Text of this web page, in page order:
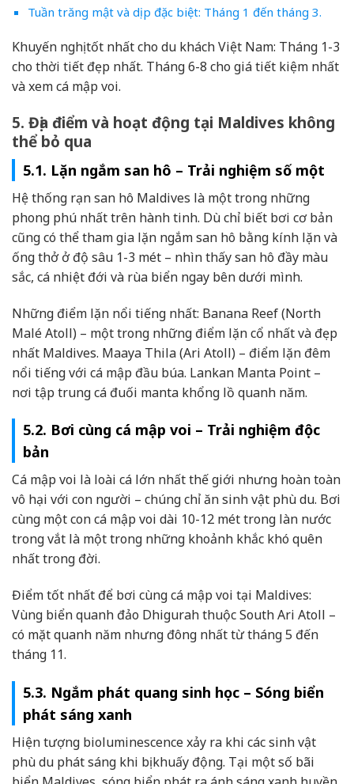
Tuần trăng mật và dịp đặc biệt: Tháng 1 đến tháng 3.
Khuyến nghị tốt nhất cho du khách Việt Nam: Tháng 1-3
cho thời tiết đẹp nhất. Tháng 6-8 cho giá tiết kiệm nhất
và xem cá mập voi.
5. Địa điểm và hoạt động tại Maldives không
thể bỏ qua
5.1. Lặn ngắm san hô – Trải nghiệm số một
Hệ thống rạn san hô Maldives là một trong những
phong phú nhất trên hành tinh. Dù chỉ biết bơi cơ bản
cũng có thể tham gia lặn ngắm san hô bằng kính lặn và
ống thở ở độ sâu 1-3 mét – nhìn thấy san hô đầy màu
sắc, cá nhiệt đới và rùa biển ngay bên dưới mình.
Những điểm lặn nổi tiếng nhất: Banana Reef (North
Malé Atoll) – một trong những điểm lặn cổ nhất và đẹp
nhất Maldives. Maaya Thila (Ari Atoll) – điểm lặn đêm
nổi tiếng với cá mập đầu búa. Lankan Manta Point –
nơi tập trung cá đuối manta khổng lồ quanh năm.
5.2. Bơi cùng cá mập voi – Trải nghiệm độc
bản
Cá mập voi là loài cá lớn nhất thế giới nhưng hoàn toàn
vô hại với con người – chúng chỉ ăn sinh vật phù du. Bơi
cùng một con cá mập voi dài 10-12 mét trong làn nước
trong vắt là một trong những khoảnh khắc khó quên
nhất trong đời.
Điểm tốt nhất để bơi cùng cá mập voi tại Maldives:
Vùng biển quanh đảo Dhigurah thuộc South Ari Atoll –
có mặt quanh năm nhưng đông nhất từ tháng 5 đến
tháng 11.
5.3. Ngắm phát quang sinh học – Sóng biển
phát sáng xanh
Hiện tượng bioluminescence xảy ra khi các sinh vật
phù du phát sáng khi bị khuấy động. Tại một số bãi